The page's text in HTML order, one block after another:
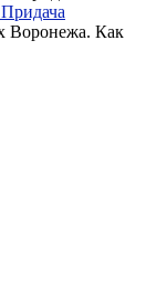
Воронежа. Как